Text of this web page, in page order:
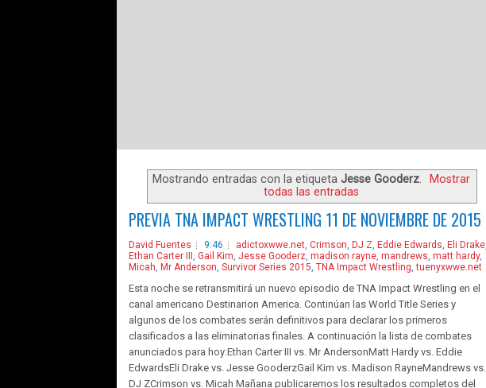
Mostrando entradas con la etiqueta Jesse Gooderz.
Mostrar
todas las entradas
PREVIA TNA IMPACT WRESTLING 11 DE NOVIEMBRE DE 2015
David Fuentes 9:46 adictoxwwe.net Crimson DJ Z Eddie Edwards Eli Drake
Ethan Carter III Gail Kim Jesse Gooderz madison rayne mandrews matt hardy,
Micah Mr Anderson Survivor Series 2015 TNA Impact Wrestling ,tuenyxwwe.net
Esta noche se retransmitirá un nuevo episodio de TNA Impact Wrestling en el
canal americano Destinarion America. Continúan las World Title Series y
algunos de los combates serán definitivos para declarar los primeros
clasificados a las eliminatorias finales. A continuación la lista de combates
anunciados para hoy:Ethan Carter III vs. Mr AndersonMatt Hardy vs. Eddie
EdwardsEli Drake vs. Jesse GooderzGail Kim vs. Madison RayneMandrews vs.
DJ ZCrimson vs. Micah Mañana publicaremos los resultados completos del